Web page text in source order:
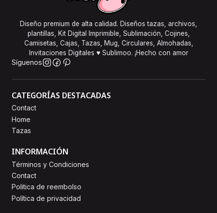
Diseño premium de alta calidad. Diseños tazas, archivos,
plantillas, Kit Digital Imprimible, Sublimación, Cojines,
Camisetas, Cajas, Tazas, Mug, Circulares, Almohadas,
Invitaciones Digitales ♥ Sublimoo. ¡Hecho con amor
Síguenos
CATEGORÍAS DESTACADAS
Contact
Home
Tazas
INFORMACIÓN
Términos y Condiciones
Contact
Politica de reembolso
Política de privacidad